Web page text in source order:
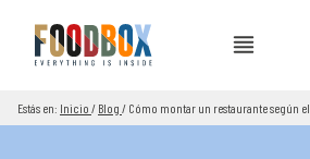
Estás en: Inicio / Blog / Cómo montar un restaurante según